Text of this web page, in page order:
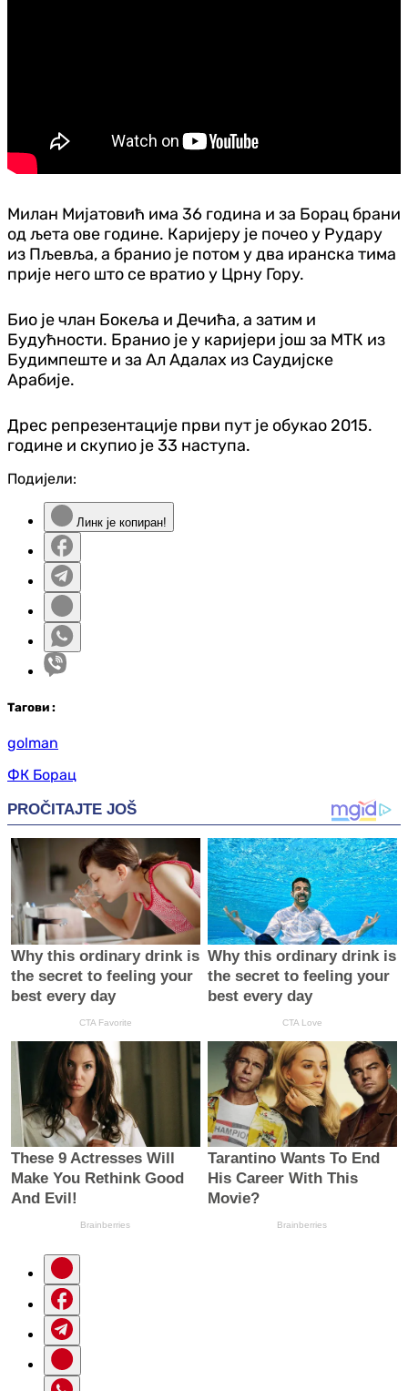
Милан Мијатовић има 36 година и за Борац брани
од љета ове године. Каријеру је почео у Рудару
из Пљевља, а бранио је потом у два иранска тима
прије него што се вратио у Црну Гору.
Био је члан Бокеља и Дечића, а затим и
Будућности. Бранио је у каријери још за МТК из
Будимпеште и за Ал Адалах из Саудијске
Арабије.
Дрес репрезентације први пут је обукао 2015.
године и скупио је 33 наступа.
Подијели:
Линк је копиран!
Тагови :
golman
ФК Борац